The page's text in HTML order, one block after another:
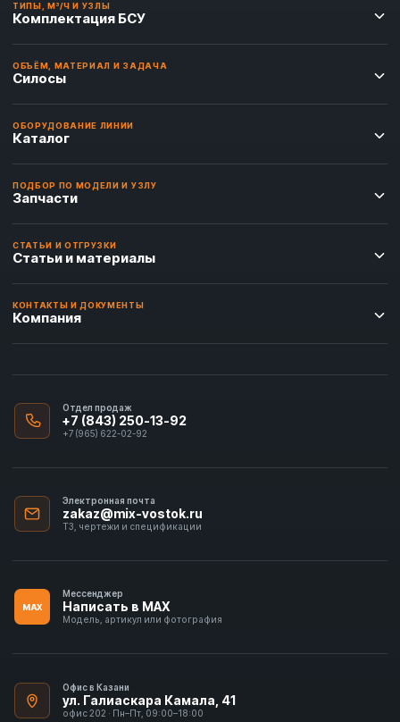
ТИПЫ, М³/Ч И УЗЛЫ
Комплектация БСУ
ОБЪЁМ, МАТЕРИАЛ И ЗАДАЧА
Силосы
ОБОРУДОВАНИЕ ЛИНИИ
Каталог
ПОДБОР ПО МОДЕЛИ И УЗЛУ
Запчасти
СТАТЬИ И ОТГРУЗКИ
Статьи и материалы
КОНТАКТЫ И ДОКУМЕНТЫ
Компания
Отдел продаж
+7 (843) 250-13-92
+7 (965) 622-02-92
Электронная почта
zakaz@mix-vostok.ru
ТЗ, чертежи и спецификации
MAX
Мессенджер
Написать в MAX
Модель, артикул или фотография
Офис в Казани
ул. Галиаскара Камала, 41
офис 202 · Пн–Пт, 09:00–18:00